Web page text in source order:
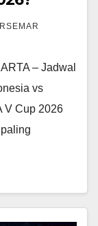
– Jadwal
vs
V Cup 2026